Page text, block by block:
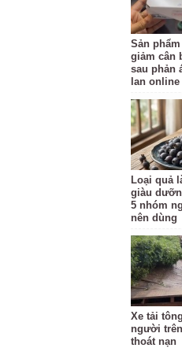
Sản
giảm cân
sau phản
lan online
Loại quả
giàu
5 nhóm
nên dùng
Xe tải
người
thoát nạn